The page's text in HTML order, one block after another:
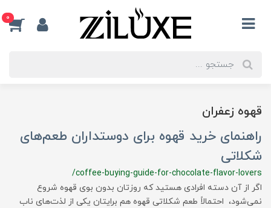
0
قهوه زعفران
راهنمای خرید قهوه برای دوستداران طعم‌های
شکلاتی
/coffee-buying-guide-for-chocolate-flavor-lovers
اگر از آن دسته افرادی هستید که روزتان بدون بوی قهوه شروع
نمی‌شود، احتمالاً طعم شکلاتی قهوه هم برایتان یکی از لذت‌های ناب